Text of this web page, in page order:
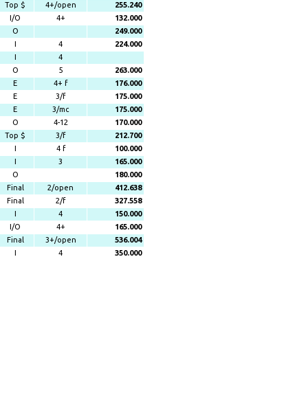
Top $ 4+/open
255.240
I/O 4+
132.000
O
249.000
I 4
224.000
I
4
O 5
263.000
E 4+ f
176.000
E 3/f
175.000
E 3/mc
175.000
O 4-12
170.000
Top $ 3/f
212.700
I 4 f
100.000
I 3
165.000
O
180.000
Final 2/open
412.638
Final 2/f
327.558
I 4
150.000
I/O 4+
165.000
Final 3+/open
536.004
I 4 350.000